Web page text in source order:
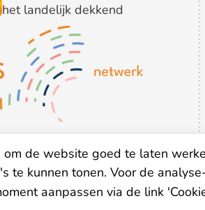
het landelijk dekkend
de website goed te laten
te kunnen tonen. Voor de
aanpassen via de link